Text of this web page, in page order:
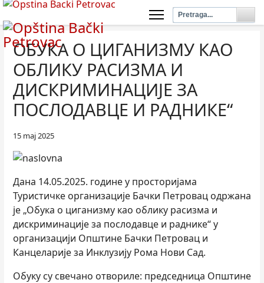
ОБУКA О ЦИГАНИЗМУ КАО
ОБЛИКУ РАСИЗМА И
ДИСКРИМИНАЦИЈЕ ЗА
ПОСЛОДАВЦЕ И РАДНИКЕ“
15 maj 2025
Дана 14.05.2025. године у просторијама
Туристичке организације Бачки Петровац одржана
је „Обука о циганизму као облику расизма и
дискриминације за послодавце и раднике“ у
организацији Општине Бачки Петровац и
Канцеларије за Инклузију Рома Нови Сад.
Обуку су свечано отвориле: председница Општине